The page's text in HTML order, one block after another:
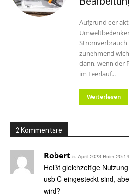
Aufgrund der
zunehmend
dann, wenn der
im Leerlauf...
Weiterlesen
2 Kommentare
Robert 5. April 2023 Beim 20:14
Heißt gleichzeitige
usb C eingesteckt sind,
wird?